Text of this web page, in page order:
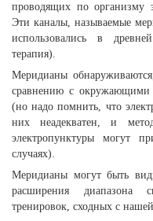
проводящих по организму
Эти каналы, называемые
использовались в
терапия).
Меридианы
сравнению с окружающими
(но надо помнить, что
них неадекватен, и
электропунктуры могут
случаях).
Меридианы могут быть
расширения диапазона
тренировок, сходных с